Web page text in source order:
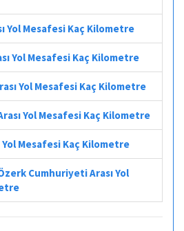
Yol Mesafesi Kaç Kilometre
Yol Mesafesi Kaç Kilometre
Yol Mesafesi Kaç Kilometre
Yol Mesafesi Kaç Kilometre
Yol Mesafesi Kaç Kilometre
Cumhuriyeti Arası Yol